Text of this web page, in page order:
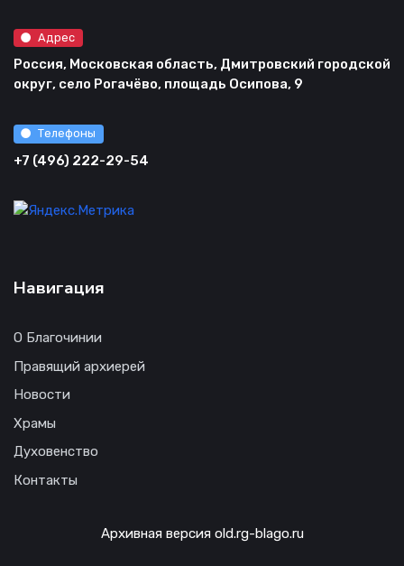
Адрес
Россия, Московская область, Дмитровский городской
округ, село Рогачёво, площадь Осипова, 9
Телефоны
+7 (496) 222-29-54
Навигация
О Благочинии
Правящий архиерей
Новости
Храмы
Духовенство
Контакты
Архивная версия old.rg-blago.ru